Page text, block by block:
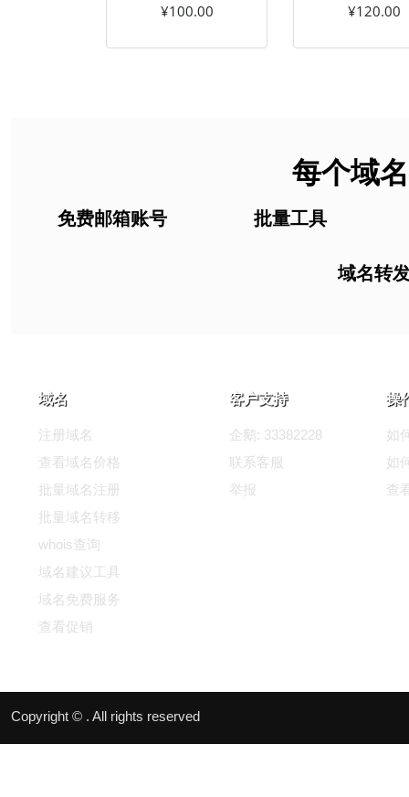
¥100.00 ¥120.00
每个域
免费邮箱账号 批量工具
域名转
域名
注册域名
查看域名价格
批量域名注册
批量域名转移
whois查询
域名建议工具
域名免费服务
查看促销
客户支持
企鹅: 33382228
联系客服
举报
操
如
如
查
Copyright © . All rights reserved